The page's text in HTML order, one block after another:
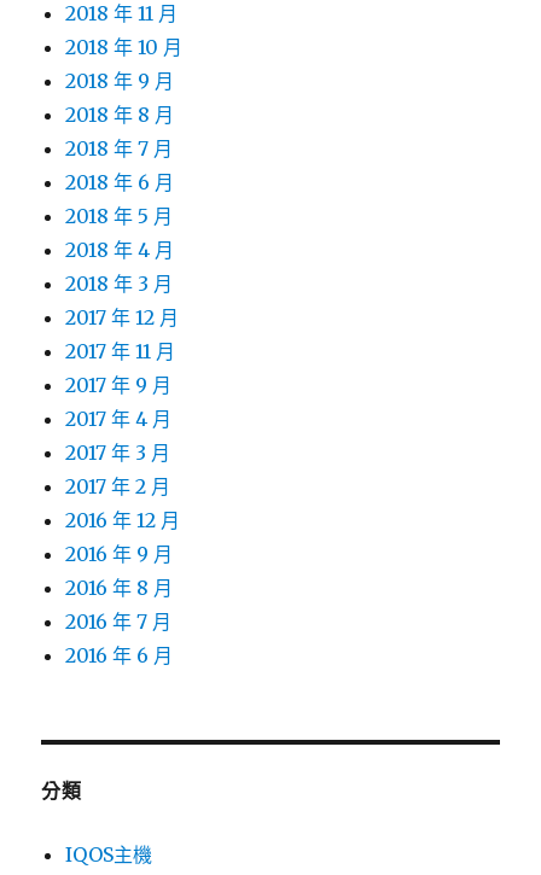
2018 年 11 月
2018 年 10 月
2018 年 9 月
2018 年 8 月
2018 年 7 月
2018 年 6 月
2018 年 5 月
2018 年 4 月
2018 年 3 月
2017 年 12 月
2017 年 11 月
2017 年 9 月
2017 年 4 月
2017 年 3 月
2017 年 2 月
2016 年 12 月
2016 年 9 月
2016 年 8 月
2016 年 7 月
2016 年 6 月
分類
IQOS主機